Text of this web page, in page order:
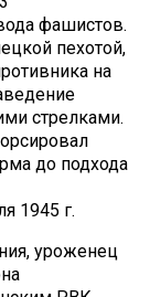
фашистов.
пехотой,
на
стрелками.
до подхода
1945 г.
уроженец